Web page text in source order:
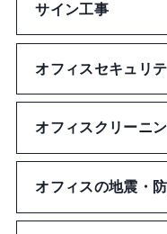
バッジ
メガネ拭き
キッチン用品
サイン工事
オフィスセキュリ
オフィスクリーニ
オフィスの地震・